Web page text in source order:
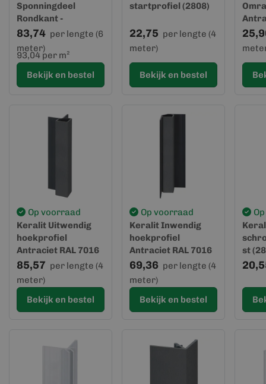
Sponningdeel
Rondkant -
Antraciet
83,74 per lengte (6
meter)
93,04 per m²
Bekijk en bestel
startprofiel (2808)
22,75 per lengte (4
meter)
Bekijk en bestel
Op voorraad
Keralit Uitwendig
hoekprofiel
Antraciet RAL 7016
(2828)
85,57 per lengte (4
meter)
Bekijk en bestel
Op voorraad
Keralit Inwendig
hoekprofiel
Antraciet RAL 7016
(2827)
69,36 per lengte (4
meter)
Bekijk en bestel
st